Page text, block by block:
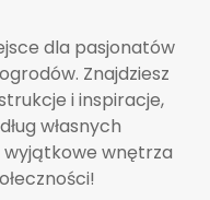
dla pasjonatów
Znajdziesz
i inspiracje,
własnych
wyjątkowe wnętrza